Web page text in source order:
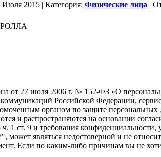
Июля 2015 | Категория: Физические лица |
от 27 июля 2006 г. № 152-ФЗ «О
Российской Федерации,
органом по защите персональных
и распространяются на основании
ч. 1 ст. 9 и требования
являться недостоверной и не
Если по каким-либо причинам вы не